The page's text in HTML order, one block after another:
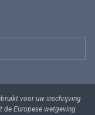
voor uw inschrijving
de Europese wetgeving